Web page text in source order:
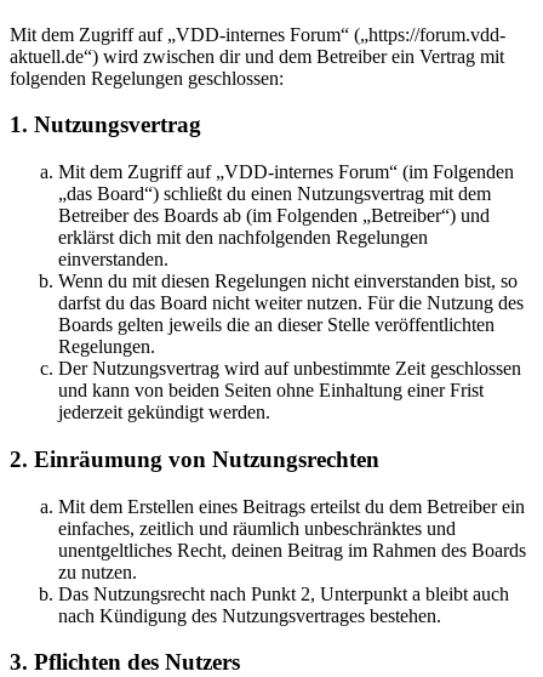
Mit dem Zugriff auf „VDD-internes Forum“ („https://forum.vdd-
aktuell.de“) wird zwischen dir und dem Betreiber ein Vertrag mit
folgenden Regelungen geschlossen:
1. Nutzungsvertrag
Mit dem Zugriff auf „VDD-internes Forum“ (im Folgenden
„das Board“) schließt du einen Nutzungsvertrag mit dem
Betreiber des Boards ab (im Folgenden „Betreiber“) und
erklärst dich mit den nachfolgenden Regelungen
einverstanden.
Wenn du mit diesen Regelungen nicht einverstanden bist, so
darfst du das Board nicht weiter nutzen. Für die Nutzung des
Boards gelten jeweils die an dieser Stelle veröffentlichten
Regelungen.
Der Nutzungsvertrag wird auf unbestimmte Zeit geschlossen
und kann von beiden Seiten ohne Einhaltung einer Frist
jederzeit gekündigt werden.
2. Einräumung von Nutzungsrechten
Mit dem Erstellen eines Beitrags erteilst du dem Betreiber ein
einfaches, zeitlich und räumlich unbeschränktes und
unentgeltliches Recht, deinen Beitrag im Rahmen des Boards
zu nutzen.
Das Nutzungsrecht nach Punkt 2, Unterpunkt a bleibt auch
nach Kündigung des Nutzungsvertrages bestehen.
3. Pflichten des Nutzers